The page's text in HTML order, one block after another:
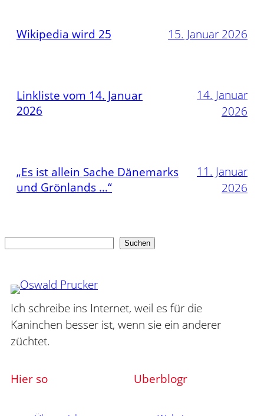
Wikipedia wird 25 15. Januar 2026
Linkliste vom 14. Januar
2026
14. Januar
2026
„Es ist allein Sache Dänemarks
und Grönlands …“
11. Januar
2026
Suchen
Ich schreibe ins Internet, weil es für die
Kaninchen besser ist, wenn sie ein anderer
züchtet.
Hier so Uberblogr